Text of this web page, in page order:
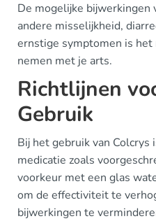
De mogelijke bijwerkingen
andere misselijkheid,
ernstige symptomen is het
nemen met je arts.
Richtlijnen
Gebruik
Bij het gebruik van Colcrys
medicatie zoals
voorkeur met een glas
om de effectiviteit te
bijwerkingen te